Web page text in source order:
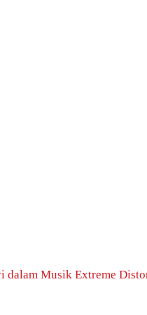
dalam Musik Extreme